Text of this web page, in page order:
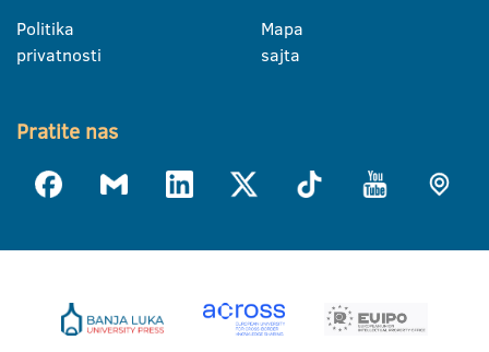
Politika
privatnosti
Mapa
sajta
Pratite nas